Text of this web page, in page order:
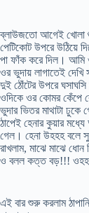
ব্লাউজতো আগেই খোলা
পেটিকোট উপরে উঠিয়ে
পা ফাঁক করে দিল। আমি
ওর ভুদায় লাগাতেই
দুই ঠোঁটের উপরে ঘসাঘসি
ওদিকে ওর কোমর কেঁপে
ভুদার ভিতর মাথাটা
ঠাপেই হেনার কুয়ার
গেল। হেনা উহহহ বলে
রাখলাম, মাঝে মাঝে ধোন
ও বলল কত্ত বড়!!!
এই বার শুরু করলাম